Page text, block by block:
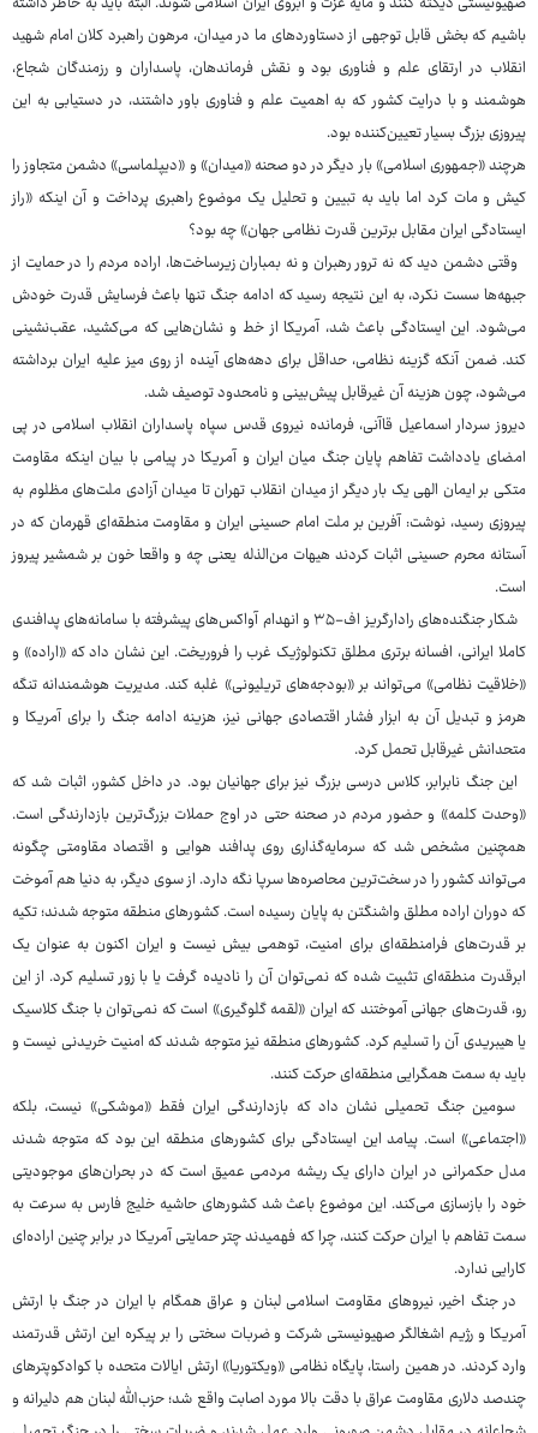
باشیم که بخش قابل توجهی از دستاوردهای ما در میدان، مرهون راهبرد کلان امام شهید
انقلاب در ارتقای علم و فناوری بود و نقش فرماندهان، پاسداران و رزمندگان شجاع،
هوشمند و با درایت کشور که به اهمیت علم و فناوری باور داشتند، در دستیابی به این
پیروزی بزرگ بسیار تعیین‌کننده بود.
هرچند «جمهوری اسلامی» بار دیگر در دو صحنه «میدان» و «دیپلماسی» دشمن متجاوز را
کیش و مات کرد اما باید به تبیین و تحلیل یک موضوع راهبری پرداخت و آن اینکه «راز
ایستادگی ایران مقابل برترین قدرت نظامی جهان» چه بود؟
وقتی دشمن دید که نه ترور رهبران و نه بمباران زیرساخت‌ها، اراده مردم را در حمایت از
جبهه‌ها سست نکرد، به این نتیجه رسید که ادامه جنگ تنها باعث فرسایش قدرت خودش
می‌شود. این ایستادگی باعث شد، آمریکا از خط و نشان‌هایی که می‌کشید، عقب‌نشینی
کند. ضمن آنکه گزینه نظامی، حداقل برای دهه‌های آینده از روی میز علیه ایران برداشته
می‌شود، چون هزینه آن غیرقابل پیش‌بینی و نامحدود توصیف شد.
دیروز سردار اسماعیل قاآنی، فرمانده نیروی قدس سپاه پاسداران انقلاب اسلامی در پی
امضای یادداشت تفاهم پایان جنگ میان ایران و آمریکا در پیامی با بیان اینکه مقاومت
متکی بر ایمان الهی یک بار دیگر از میدان انقلاب تهران تا میدان آزادی ملت‌های مظلوم به
پیروزی رسید، نوشت: آفرین بر ملت امام حسینی ایران و مقاومت منطقه‌ای قهرمان که در
آستانه محرم حسینی اثبات کردند هیهات من‌الذله یعنی چه و واقعا خون بر شمشیر پیروز
است.
شکار جنگنده‌های رادارگریز اف-۳۵ و انهدام آواکس‌های پیشرفته با سامانه‌های پدافندی
کاملا ایرانی، افسانه برتری مطلق تکنولوژیک غرب را فروریخت. این نشان داد که «اراده» و
«خلاقیت نظامی» می‌تواند بر «بودجه‌های تریلیونی» غلبه کند. مدیریت هوشمندانه تنگه
هرمز و تبدیل آن به ابزار فشار اقتصادی جهانی نیز، هزینه ادامه جنگ را برای آمریکا و
متحدانش غیرقابل تحمل کرد.
این جنگ نابرابر، کلاس درسی بزرگ نیز برای جهانیان بود. در داخل کشور، اثبات شد که
«وحدت کلمه» و حضور مردم در صحنه حتی در اوج حملات بزرگ‌ترین بازدارندگی است.
همچنین مشخص شد که سرمایه‌گذاری روی پدافند هوایی و اقتصاد مقاومتی چگونه
می‌تواند کشور را در سخت‌ترین محاصره‌ها سرپا نگه دارد. از سوی دیگر، به دنیا هم آموخت
که دوران اراده مطلق واشنگتن به پایان رسیده است. کشورهای منطقه متوجه شدند؛ تکیه
بر قدرت‌های فرامنطقه‌ای برای امنیت، توهمی بیش نیست و ایران اکنون به عنوان یک
ابرقدرت منطقه‌ای تثبیت شده که نمی‌توان آن را نادیده گرفت یا با زور تسلیم کرد. از این
رو، قدرت‌های جهانی آموختند که ایران «لقمه گلوگیری» است که نمی‌توان با جنگ کلاسیک
یا هیبریدی آن را تسلیم کرد. کشورهای منطقه نیز متوجه شدند که امنیت خریدنی نیست و
باید به سمت همگرایی منطقه‌ای حرکت کنند.
سومین جنگ تحمیلی نشان داد که بازدارندگی ایران فقط «موشکی» نیست، بلکه
«اجتماعی» است. پیامد این ایستادگی برای کشورهای منطقه این بود که متوجه شدند
مدل حکمرانی در ایران دارای یک ریشه مردمی عمیق است که در بحران‌های موجودیتی
خود را بازسازی می‌کند. این موضوع باعث شد کشورهای حاشیه خلیج فارس به سرعت به
سمت تفاهم با ایران حرکت کنند، چرا که فهمیدند چتر حمایتی آمریکا در برابر چنین اراده‌ای
کارایی ندارد.
در جنگ اخیر، نیروهای مقاومت اسلامی لبنان و عراق همگام با ایران در جنگ با ارتش
آمریکا و رژیم اشغالگر صهیونیستی شرکت و ضربات سختی را بر پیکره این ارتش قدرتمند
وارد کردند. در همین راستا، پایگاه نظامی «ویکتوریا» ارتش ایالات متحده با کوادکوپترهای
چندصد دلاری مقاومت عراق با دقت بالا مورد اصابت واقع شد؛ حزب‌الله لبنان هم دلیرانه و